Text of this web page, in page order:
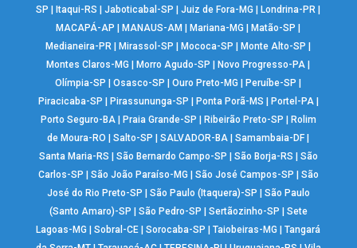
SP
Itaqui-RS |Jaboticabal-SP |Juiz de Fora-MG Londrina-PR
MACAPÁ-AP
MANAUS-AM Mariana-MG Matão-SP
Medianeira-PR
Mirassol-SP Mococa-SP Monte Alto-SP
Montes Claros-MG
Morro Agudo-SP Novo Progresso-PA
Olímpia-SP
|Osasco-SP |Ouro Preto-MG Peruíbe-SP
Piracicaba-SP
Pirassununga-SP Ponta Porã-MS Portel-PA|
Porto Seguro-BA| Praia Grande-SP Ribeirão Preto-SP
Rolim
de Moura-RO
|Salto-SP |SALVADOR-BA |Samambaia-DF
Santa Maria-RS
São Bernardo Campo-SP São Borja-RS
São
Carlos-SP
São João Paraíso-MG São José Campos-SP
São
José do Rio Preto-SP
São Paulo (Itaquera)-SP
São Paulo
(Santo Amaro)-SP
São Pedro-SP Sertãozinho-SP
Sete
Lagoas-MG
|Sobral-CE |Sorocaba-SP |Taiobeiras-MG |Tangará